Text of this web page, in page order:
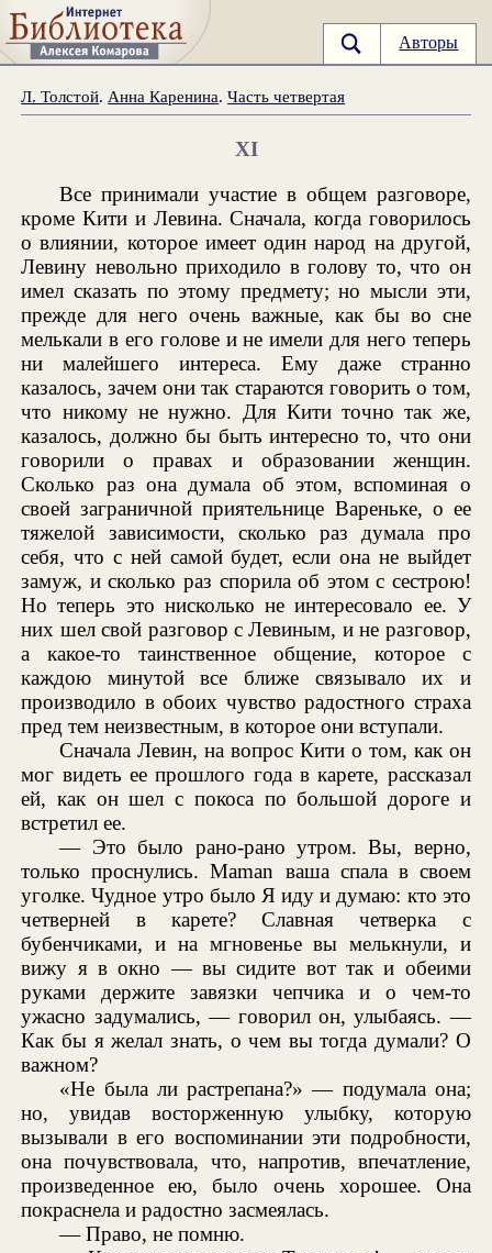
Авторы
Л. Толстой. Анна Каренина.Часть четвертая
XI
Все принимали участие в общем разговоре,
кроме Кити и Левина. Сначала, когда говорилось
о влиянии, которое имеет один народ на другой,
Левину невольно приходило в голову то, что он
имел сказать по этому предмету; но мысли эти,
прежде для него очень важные, как бы во сне
мелькали в его голове и не имели для него теперь
ни малейшего интереса. Ему даже странно
казалось, зачем они так стараются говорить о том,
что никому не нужно. Для Кити точно так же,
казалось, должно бы быть интересно то, что они
говорили о правах и образовании женщин.
Сколько раз она думала об этом, вспоминая о
своей заграничной приятельнице Вареньке, о ее
тяжелой зависимости, сколько раз думала про
себя, что с ней самой будет, если она не выйдет
замуж, и сколько раз спорила об этом с сестрою!
Но теперь это нисколько не интересовало ее. У
них шел свой разговор с Левиным, и не разговор,
а какое-то таинственное общение, которое с
каждою минутой все ближе связывало их и
производило в обоих чувство радостного страха
пред тем неизвестным, в которое они вступали.
Сначала Левин, на вопрос Кити о том, как он
мог видеть ее прошлого года в карете, рассказал
ей, как он шел с покоса по большой дороге и
встретил ее.
— Это было рано-рано утром. Вы, верно,
только проснулись. Maman ваша спала в своем
уголке. Чудное утро было Я иду и думаю: кто это
четверней в карете? Славная четверка с
бубенчиками, и на мгновенье вы мелькнули, и
вижу я в окно — вы сидите вот так и обеими
руками держите завязки чепчика и о чем-то
ужасно задумались, — говорил он, улыбаясь. —
Как бы я желал знать, о чем вы тогда думали? О
важном?
«Не была ли растрепана?» — подумала она;
но, увидав восторженную улыбку, которую
вызывали в его воспоминании эти подробности,
она почувствовала, что, напротив, впечатление,
произведенное ею, было очень хорошее. Она
покраснела и радостно засмеялась.
— Право, не помню.